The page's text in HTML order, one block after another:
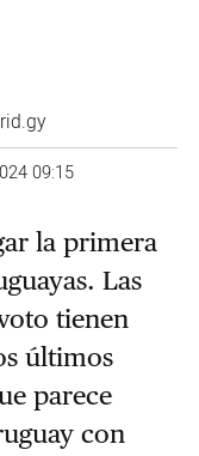
09:15
la primera
Las
tienen
últimos
parece
con